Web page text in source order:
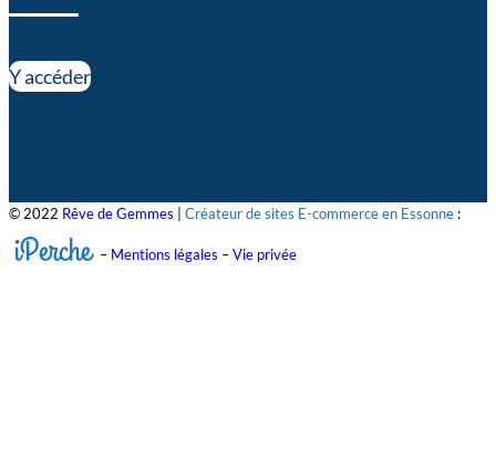
Y accéder
© 2022 Rêve de Gemmes Créateur de sites E-commerce en Essonne :
iPerche – Mentions légales –Vie privée